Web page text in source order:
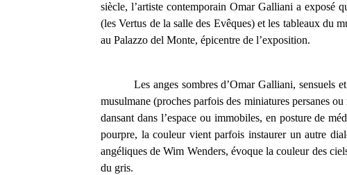
siècle, l’artiste contemporain Omar Galliani a exposé
(les Vertus de la salle des Evêques) et les tableaux du
au Palazzo del Monte, épicentre de l’exposition.
Les anges sombres d’Omar Galliani, sensuels
musulmane (proches parfois des miniatures persanes
dansant dans l’espace ou immobiles, en posture de
pourpre, la couleur vient parfois instaurer un autre
angéliques de Wim Wenders, évoque la couleur des
du gris.